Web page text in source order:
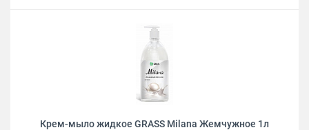
Крем-мыло жидкое GRASS Milana Жемчужное 1л